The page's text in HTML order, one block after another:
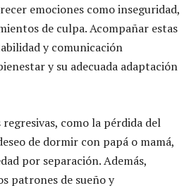
emociones como inseguridad,
de culpa. Acompañar estas
y comunicación
y su adecuada adaptación
como la pérdida del
de dormir con papá o mamá,
por separación. Además,
patrones de sueño y